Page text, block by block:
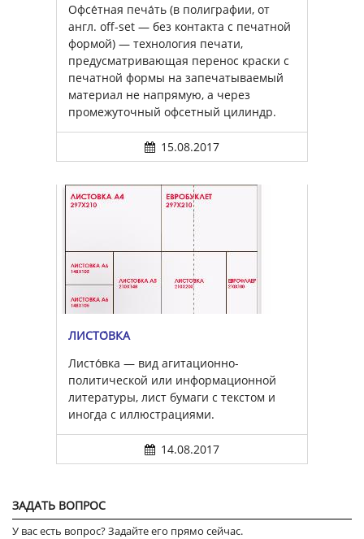
Офсе́тная печа́ть (в полиграфии, от
англ. off-set — без контакта с печатной
формой) — технология печати,
предусматривающая перенос краски с
печатной формы на запечатываемый
материал не напрямую, а через
промежуточный офсетный цилиндр.
15.08.2017
ЛИСТО́ВКА
Листо́вка — вид агитационно-
политической или информационной
литературы, лист бумаги с текстом и
иногда с иллюстрациями.
14.08.2017
ЗАДАТЬ ВОПРОС
У вас есть вопрос? Задайте его прямо сейчас.